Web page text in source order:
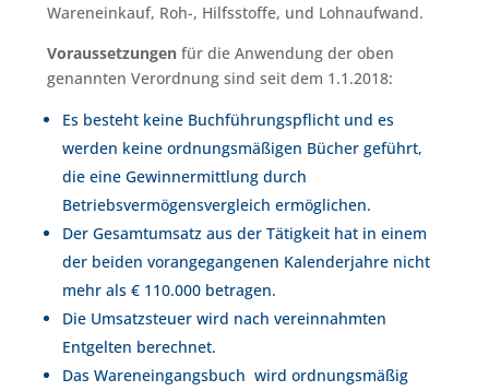
Wareneinkauf, Roh-, Hilfsstoffe, und Lohnaufwand.
Voraussetzungen für die Anwendung der oben
genannten Verordnung sind seit dem 1.1.2018:
Es besteht keine Buchführungspflicht und es
werden keine ordnungsmäßigen Bücher geführt,
die eine Gewinnermittlung durch
Betriebsvermögensvergleich ermöglichen.
Der Gesamtumsatz aus der Tätigkeit hat in einem
der beiden vorangegangenen Kalenderjahre nicht
mehr als € 110.000 betragen.
Die Umsatzsteuer wird nach vereinnahmten
Entgelten berechnet.
Das Wareneingangsbuch wird ordnungsmäßig